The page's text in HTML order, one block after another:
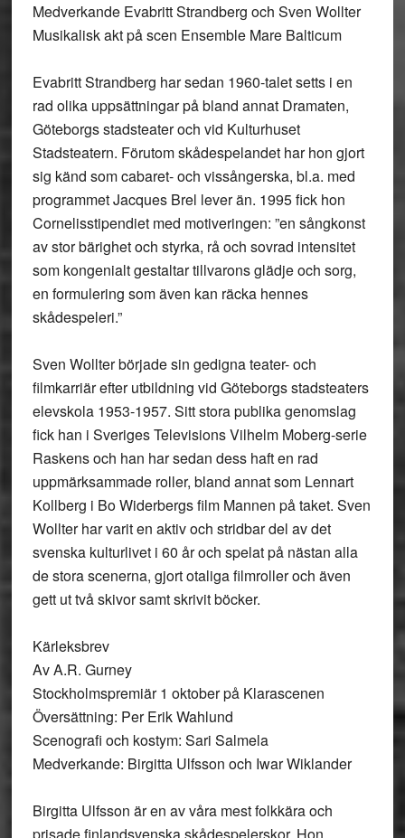
Medverkande Evabritt Strandberg och Sven Wollter
Musikalisk akt på scen Ensemble Mare Balticum
Evabritt Strandberg har sedan 1960-talet setts i en
rad olika uppsättningar på bland annat Dramaten,
Göteborgs stadsteater och vid Kulturhuset
Stadsteatern. Förutom skådespelandet har hon gjort
sig känd som cabaret- och vissångerska, bl.a. med
programmet Jacques Brel lever än. 1995 fick hon
Cornelisstipendiet med motiveringen: ”en sångkonst
av stor bärighet och styrka, rå och sovrad intensitet
som kongenialt gestaltar tillvarons glädje och sorg,
en formulering som även kan räcka hennes
skådespeleri.”
Sven Wollter började sin gedigna teater- och
filmkarriär efter utbildning vid Göteborgs stadsteaters
elevskola 1953-1957. Sitt stora publika genomslag
fick han i Sveriges Televisions Vilhelm Moberg-serie
Raskens och han har sedan dess haft en rad
uppmärksammade roller, bland annat som Lennart
Kollberg i Bo Widerbergs film Mannen på taket. Sven
Wollter har varit en aktiv och stridbar del av det
svenska kulturlivet i 60 år och spelat på nästan alla
de stora scenerna, gjort otaliga filmroller och även
gett ut två skivor samt skrivit böcker.
Kärleksbrev
Av A.R. Gurney
Stockholmspremiär 1 oktober på Klarascenen
Översättning: Per Erik Wahlund
Scenografi och kostym: Sari Salmela
Medverkande: Birgitta Ulfsson och Iwar Wiklander
Birgitta Ulfsson är en av våra mest folkkära och